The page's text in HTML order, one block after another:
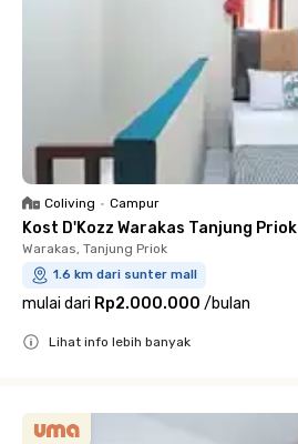
Coliving • Campur
Kost D'Kozz Warakas Tanjung Priok
Warakas, Tanjung Priok
1.6 km dari sunter mall
mulai dari Rp2.000.000 /bulan
Lihat info lebih banyak